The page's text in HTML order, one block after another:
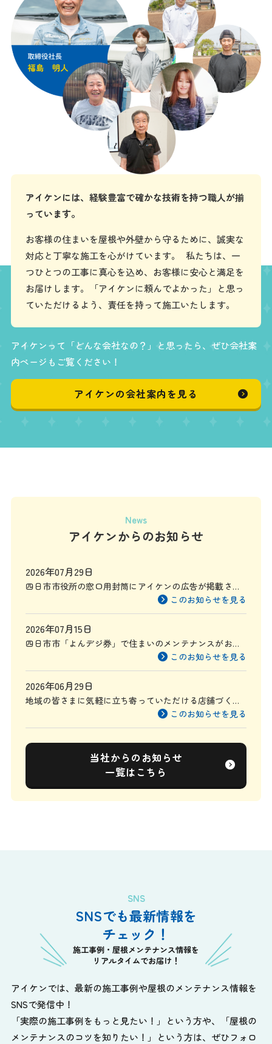
アイケンには、経験豊富で確かな技術を持つ職人が揃
っています。
お客様の住まいを屋根や外壁から守るために、誠実な
対応と丁寧な施工を心がけています。 私たちは、一
つひとつの工事に真心を込め、お客様に安心と満足を
お届けします。「アイケンに頼んでよかった」と思っ
ていただけるよう、責任を持って施工いたします。
アイケンって「どんな会社なの？」と思ったら、ぜひ会社案
内ページもご覧ください！
アイケンの会社案内を見る
News
アイケンからのお知らせ
2026年07月29日
四日市市役所の窓口用封筒にアイケンの広告が掲載され
このお知らせを見る
2026年07月15日
四日市市「よんデジ券」で住まいのメンテナンスがお得
このお知らせを見る
2026年06月29日
地域の皆さまに気軽に立ち寄っていただける店舗づくり
このお知らせを見る
当社からのお知らせ
一覧はこちら
SNS
SNSでも最新情報を
チェック！
施工事例・屋根メンテナンス情報を
リアルタイムでお届け！
アイケンでは、最新の施工事例や屋根のメンテナンス情報を
SNSで発信中！
「実際の施工事例をもっと見たい！」という方や、
「屋根の
メンテナンスのコツを知りたい！」という方は、ぜひフォロ